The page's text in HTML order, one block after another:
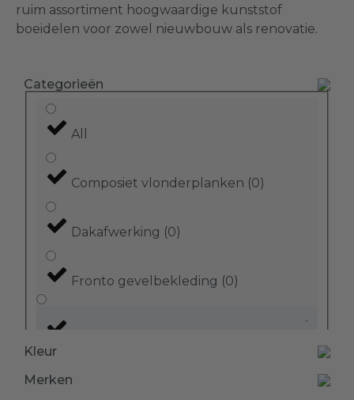
ruim assortiment hoogwaardige kunststof
boeidelen voor zowel nieuwbouw als renovatie.
Categorieën
All
Composiet vlonderplanken (0)
Dakafwerking (0)
Fronto gevelbekleding (0)
Kunststof boeidelen
Kleur
Merken